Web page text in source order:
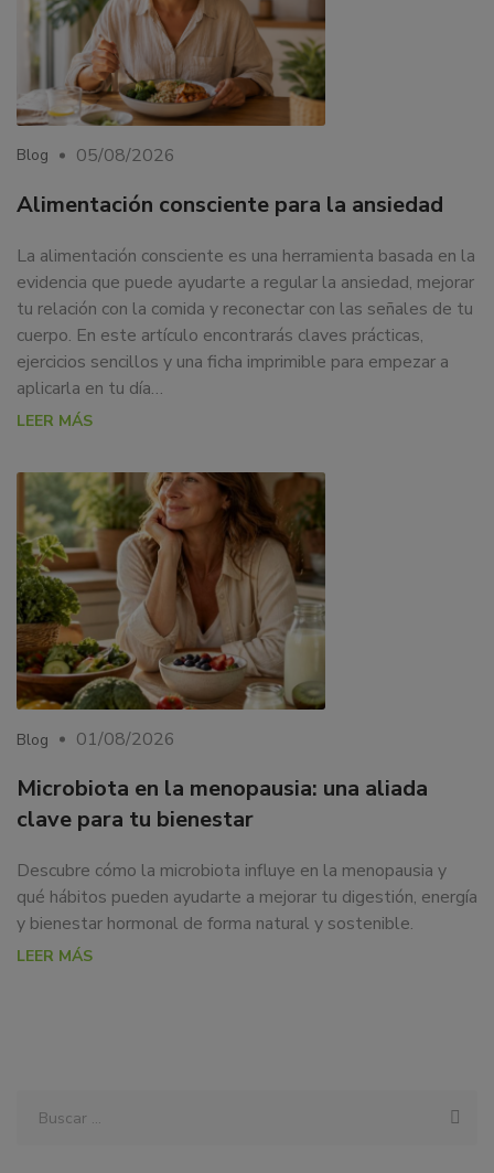
Blog 05/08/2026
Alimentación consciente para la ansiedad
La alimentación consciente es una herramienta basada en la
evidencia que puede ayudarte a regular la ansiedad, mejorar
tu relación con la comida y reconectar con las señales de tu
cuerpo. En este artículo encontrarás claves prácticas,
ejercicios sencillos y una ficha imprimible para empezar a
aplicarla en tu día…
LEER MÁS
Blog 01/08/2026
Microbiota en la menopausia: una aliada
clave para tu bienestar
Descubre cómo la microbiota influye en la menopausia y
qué hábitos pueden ayudarte a mejorar tu digestión, energía
y bienestar hormonal de forma natural y sostenible.
LEER MÁS